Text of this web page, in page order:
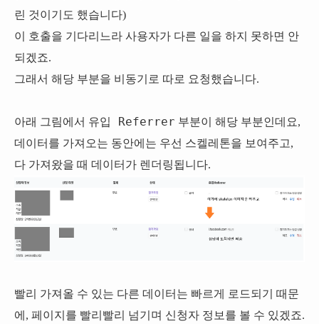
린 것이기도 했습니다)
이 호출을 기다리느라 사용자가 다른 일을 하지 못하면 안
되겠죠.
그래서 해당 부분을 비동기로 따로 요청했습니다.
아래 그림에서 유입 Referrer 부분이 해당 부분인데요,
데이터를 가져오는 동안에는 우선 스켈레톤을 보여주고,
다 가져왔을 때 데이터가 렌더링됩니다.
빨리 가져올 수 있는 다른 데이터는 빠르게 로드되기 때문
에, 페이지를 빨리빨리 넘기며 신청자 정보를 볼 수 있겠죠.